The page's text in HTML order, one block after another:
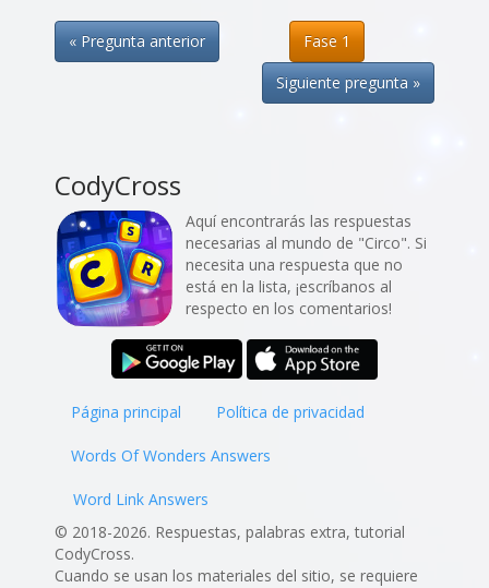
« Pregunta anterior
Fase 1
Siguiente pregunta »
CodyCross
Aquí encontrarás las respuestas
necesarias al mundo de "Circo". Si
necesita una respuesta que no
está en la lista, ¡escríbanos al
respecto en los comentarios!
Página principal Política de privacidad
Words Of Wonders Answers
Word Link Answers
© 2018-2026. Respuestas, palabras extra, tutorial
CodyCross.
Cuando se usan los materiales del sitio, se requiere